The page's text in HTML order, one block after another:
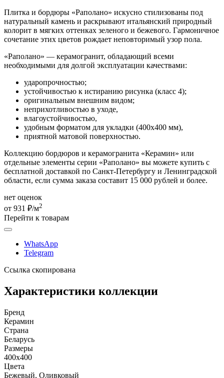
Плитка и бордюры «Раполано» искусно стилизованы под
натуральный камень и раскрывают итальянский природный
колорит в мягких оттенках зеленого и бежевого. Гармоничное
сочетание этих цветов рождает неповторимый узор пола.
«Раполано» — керамогранит, обладающий всеми
необходимыми для долгой эксплуатации качествами:
ударопрочностью;
устойчивостью к истиранию рисунка (класс 4);
оригинальным внешним видом;
неприхотливостью в уходе,
влагоустойчивостью,
удобным форматом для укладки (400х400 мм),
приятной матовой поверхностью.
Коллекцию бордюров и керамогранита «Керамин» или
отдельные элементы серии «Раполано» вы можете купить с
бесплатной доставкой по Санкт-Петербургу и Ленинградской
области, если сумма заказа составит 15 000 рублей и более.
нет оценок
от 931 ₽/м2
Перейти к товарам
WhatsApp
Telegram
Ссылка скопирована
Характеристики коллекции
Бренд
Керамин
Страна
Беларусь
Размеры
400x400
Цвета
Бежевый, Оливковый